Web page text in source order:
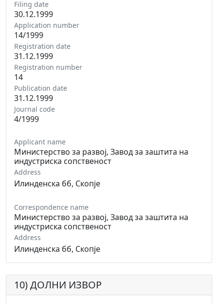
Filing date
30.12.1999
Application number
14/1999
Registration date
31.12.1999
Registration number
14
Publication date
31.12.1999
Journal code
4/1999
Applicant name
Министерство за развој, Завод за заштита на
индустриска сопственост
Address
Илинденска бб, Скопје
Correspondence name
Министерство за развој, Завод за заштита на
индустриска сопственост
Address
Илинденска бб, Скопје
10) ДОЛНИ ИЗВОР